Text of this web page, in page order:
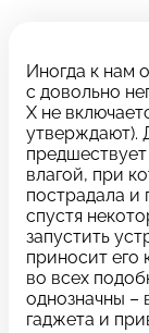
Телефон:
+7 (812)
Адрес:
8
Режим работы:
c 10:00 до
Иногда к нам
с довольно
X не
утверждают).
влагой, при
пострадала и
спустя
запустить
приносит его
во всех
однозначны –
гаджета и